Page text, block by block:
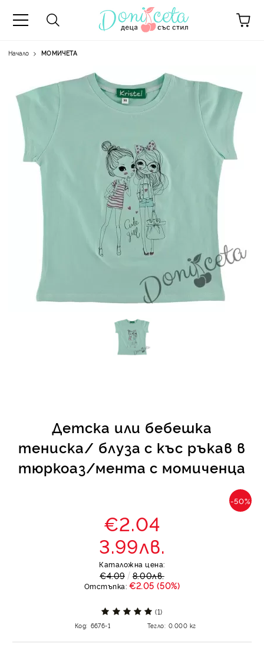
Начало МОМИЧЕТА
Детска или бебешка
тениска/ блуза с къс ръкав в
тюркоаз/мента с момиченца
-50%
€2.04
3.99лв.
Каталожна цена:
€4.09 8.00лв.
Отстъпка: €2.05 (50%)
(1)
Код: 6676-1 Тегло: 0.000 кг